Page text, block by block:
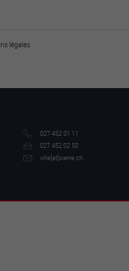
légales
027 452 01 11
027 452 02 50
ville[at]sierre.ch